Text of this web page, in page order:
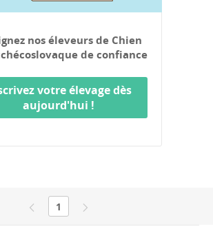
nos éleveurs de Chien
de confiance
votre élevage dès
aujourd'hui !
1